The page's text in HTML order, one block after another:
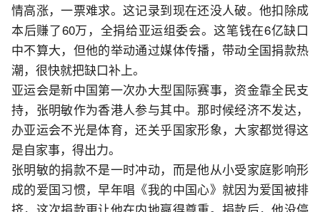
情高涨，一票难求。这记录到现在还没人破。他扣除成
本后赚了60万，全捐给亚运组委会。这笔钱在6亿缺口
中不算大，但他的举动通过媒体传播，带动全国捐款热
潮，很快就把缺口补上。
亚运会是新中国第一次办大型国际赛事，资金靠全民支
持，张明敏作为香港人参与其中。那时候经济不发达，
办亚运会不光是体育，还关乎国家形象，大家都觉得这
是自家事，得出力。
张明敏的捐款不是一时冲动，而是他从小受家庭影响形
成的爱国习惯，早年唱《我的中国心》就因为爱国被排